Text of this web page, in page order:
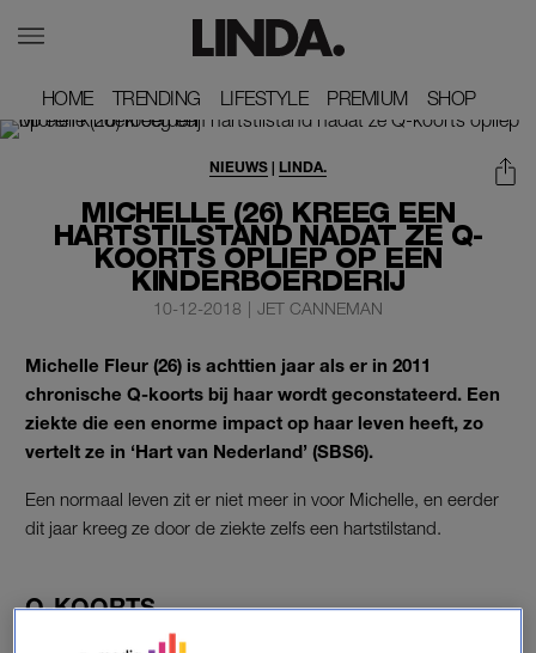
HOME
HOME TRENDING
TRENDING LIFESTYLE
LIFESTYLE PREMIUM
PREMIUM SHOP
SHOP
MICHELLE (26) KREEG EEN
HARTSTILSTAND NADAT ZE Q-
KOORTS OPLIEP OP EEN
KINDERBOERDERIJ
NIEUWS | LINDA.
10-12-2018 | JET CANNEMAN
Michelle Fleur (26) is achttien jaar als er in 2011
chronische Q-koorts bij haar wordt geconstateerd. Een
ziekte die een enorme impact op haar leven heeft, zo
vertelt ze in ‘Hart van Nederland’ (SBS6).
Een normaal leven zit er niet meer in voor Michelle, en eerder
dit jaar kreeg ze door de ziekte zelfs een hartstilstand.
Q-KOORTS
Michelle liep Q-koorts op na een bezoekje aan een